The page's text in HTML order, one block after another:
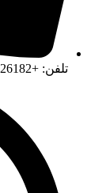
تلفن: +982186126182 / +982186054671